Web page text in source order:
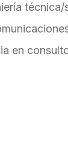
técnica/
en